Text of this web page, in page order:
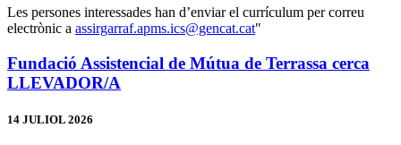
Les persones interessades han d’enviar el currículum per correu
electrònic a assirgarraf.apms.ics@gencat.cat"
Fundació Assistencial de Mútua de Terrassa cerca
LLEVADOR/A
14 JULIOL 2026